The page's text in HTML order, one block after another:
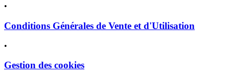
•
Conditions Générales de Vente et d'Utilisation
•
Gestion des cookies